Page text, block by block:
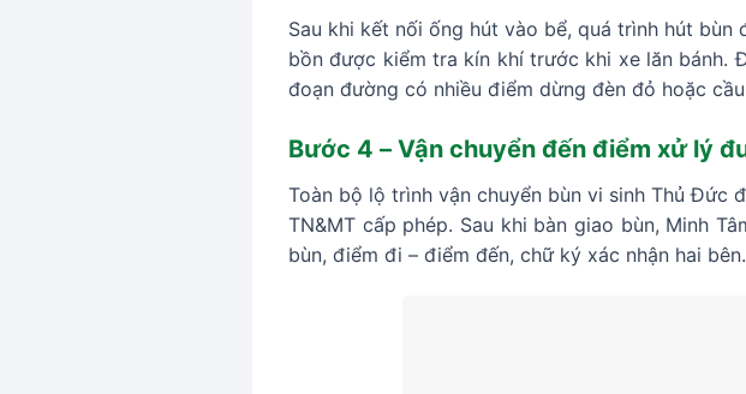
Sau khi kết nối ống hút vào bể, quá trình hút
bồn được kiểm tra kín khí trước khi xe lăn bánh.
đoạn đường có nhiều điểm dừng đèn đỏ hoặc
Bước 4 – Vận chuyển đến điểm xử lý
Toàn bộ lộ trình vận chuyển bùn vi sinh Thủ Đức
TN&MT cấp phép. Sau khi bàn giao bùn, Minh
bùn, điểm đi – điểm đến, chữ ký xác nhận hai